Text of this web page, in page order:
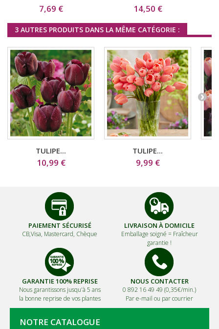
7,69 € 14,50 €
3 AUTRES PRODUITS DANS LA MÊME CATÉGORIE :
TULIPE...
10,99 €
TULIPE...
9,99 €
PAIEMENT SÉCURISÉ
CB,Visa, Mastercard, Chèque
LIVRAISON À DOMICILE
Emballage soigné = Fraîcheur
garantie !
GARANTIE 100% REPRISE
Nous garantissons jusqu'à 5 ans
la bonne reprise de vos plantes
NOUS CONTACTER
0 892 16 49 49 (0,35€/min.)
Par e-mail ou par courrier
NOTRE CATALOGUE